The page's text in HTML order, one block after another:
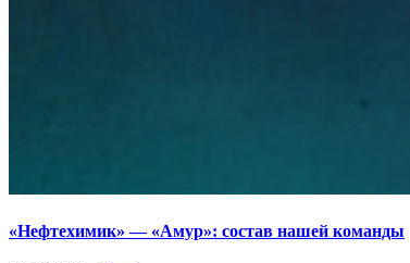
«Нефтехимик» — «Амур»: состав нашей команды